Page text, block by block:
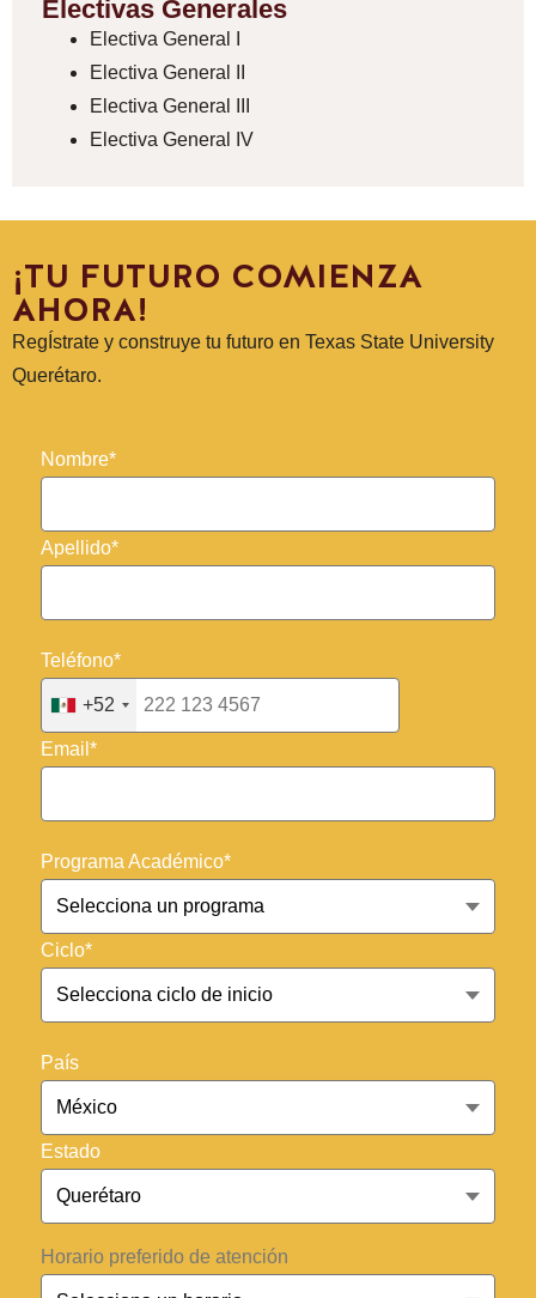
Electivas Generales
Electiva General I
Electiva General II
Electiva General III
Electiva General IV
¡TU FUTURO COMIENZA
AHORA!
RegÍstrate y construye tu futuro en Texas State University
Querétaro.
Nombre*
Apellido*
Teléfono*
+52
Email*
Programa Académico*
Ciclo*
País
Estado
Horario preferido de atención